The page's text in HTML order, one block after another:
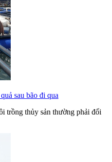
sau bão đi qua
trồng thủy sản thường phải đối